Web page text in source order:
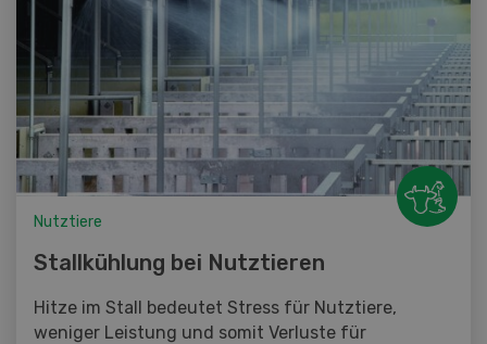
Nutztiere
Stallkühlung bei Nutztieren
Hitze im Stall bedeutet Stress für Nutztiere,
weniger Leistung und somit Verluste für